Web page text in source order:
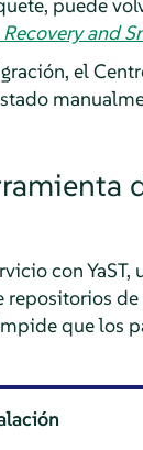
and
el
con YaST,
que los